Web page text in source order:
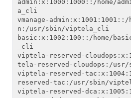
admin:x:1000:1000::/home/
a_cli
vmanage-admin:x:1001:1001::/
n:/usr/sbin/viptela_cli
basic:x:1002:100::/home/
_cli
viptela-reserved-
tela-reserved-cloudops:/
viptela-reserved-
reserved-tac:/usr/sbin/
viptela-reserved-